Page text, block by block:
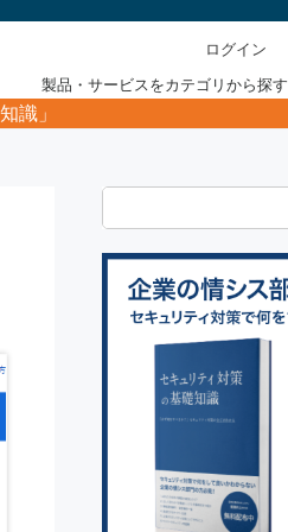
ログイン
製品・サービスをカテゴリから探す
識」